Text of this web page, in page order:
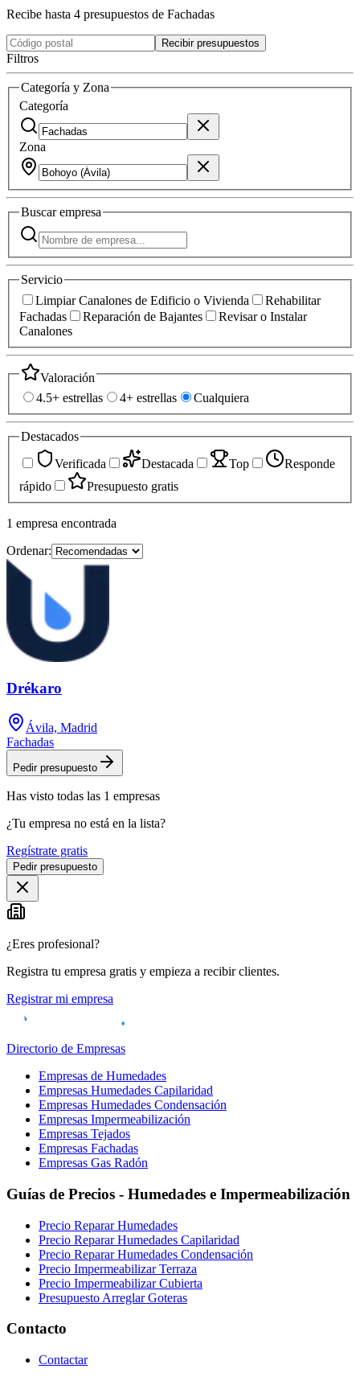
Recibe hasta 4 presupuestos de Fachadas
Recibir presupuestos
Filtros
Categoría y Zona
Categoría
Zona
Buscarempresa
Servicio
Limpiar Canalones de Edificio o Vivienda
Rehabilitar
Fachadas
Reparación de Bajantes
Revisar o Instalar
Canalones
Valoración
4.5+ estrellas
4+ estrellas Cualquiera
Destacados
Verificada
Destacada Top
Responde
rápido
Presupuesto gratis
1 empresa encontrada
Ordenar:
Drékaro
Ávila, Madrid
Fachadas
Pedir presupuesto
Has visto todas las 1 empresas
¿Tu empresa no está en la lista?
Regístrate gratis
Pedir presupuesto
¿Eres profesional?
Registra tu empresa gratis y empieza a recibir clientes.
Registrar mi empresa
Directorio de Empresas
Empresas de Humedades
Empresas Humedades Capilaridad
Empresas Humedades Condensación
Empresas Impermeabilización
Empresas Tejados
Empresas Fachadas
Empresas Gas Radón
Guías de Precios - Humedades e Impermeabilización
Precio Reparar Humedades
Precio Reparar Humedades Capilaridad
Precio Reparar Humedades Condensación
Precio Impermeabilizar Terraza
Precio Impermeabilizar Cubierta
Presupuesto Arreglar Goteras
Contacto
Contactar